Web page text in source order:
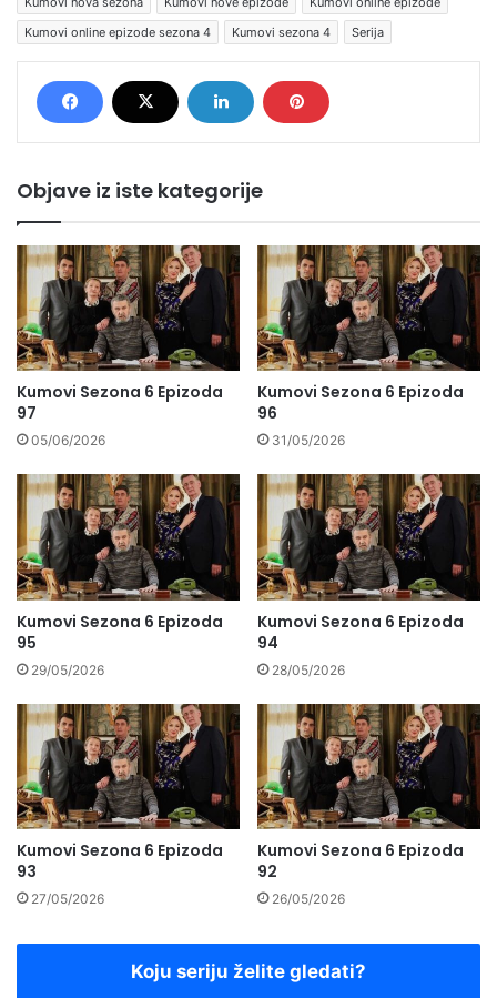
Kumovi online epizode sezona 4
Kumovi sezona 4 Serija
Objave iz iste kategorije
Kumovi Sezona 6 Epizoda
97
05/06/2026
Kumovi Sezona 6 Epizoda
96
31/05/2026
Kumovi Sezona 6 Epizoda
95
29/05/2026
Kumovi Sezona 6 Epizoda
94
28/05/2026
Kumovi Sezona 6 Epizoda
93
27/05/2026
Kumovi Sezona 6 Epizoda
92
26/05/2026
Koju seriju želite gledati?